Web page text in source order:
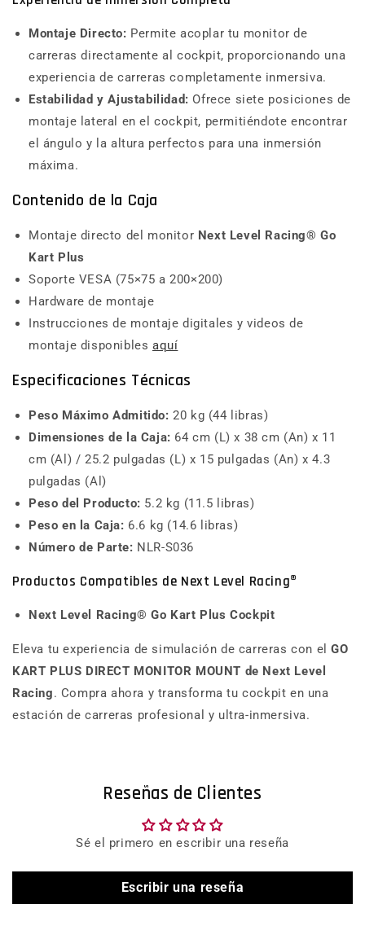
Montaje Directo: Permite acoplar tu monitor de
carreras directamente al cockpit, proporcionando una
experiencia de carreras completamente inmersiva.
Estabilidad y Ajustabilidad: Ofrece siete posiciones de
montaje lateral en el cockpit, permitiéndote encontrar
el ángulo y la altura perfectos para una inmersión
máxima.
Contenido de la Caja
Montaje directo del monitor Next Level Racing® Go
Kart Plus
Soporte VESA (75×75 a 200×200)
Hardware de montaje
Instrucciones de montaje digitales y videos de
montaje disponibles aquí
Especificaciones Técnicas
Peso Máximo Admitido: 20 kg (44 libras)
Dimensiones de la Caja: 64 cm (L) x 38 cm (An) x 11
cm (Al) / 25.2 pulgadas (L) x 15 pulgadas (An) x 4.3
pulgadas (Al)
Peso del Producto: 5.2 kg (11.5 libras)
Peso en la Caja: 6.6 kg (14.6 libras)
Número de Parte: NLR-S036
Productos Compatibles de Next Level Racing®
Next Level Racing® Go Kart Plus Cockpit
Eleva tu experiencia de simulación de carreras con elGO
KART PLUS DIRECT MONITOR MOUNT de Next Level
Racing. Compra ahora y transforma tu cockpit en una
estación de carreras profesional y ultra-inmersiva.
Reseñas de Clientes
Sé el primero en escribir una reseña
Escribir una reseña